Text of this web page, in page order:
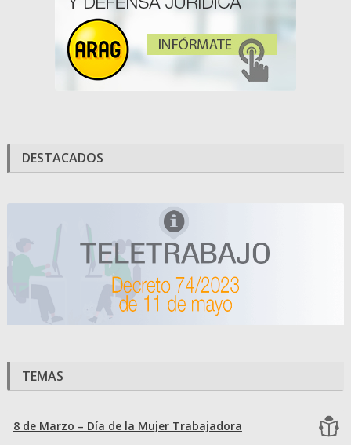
DESTACADOS
TEMAS
8 de Marzo – Día de la Mujer Trabajadora